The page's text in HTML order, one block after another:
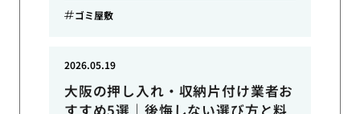
ゴミ屋敷
大阪の押し入れ・収納片付け業者お
すすめ5選｜後悔しない選び方と料
2026.05.19